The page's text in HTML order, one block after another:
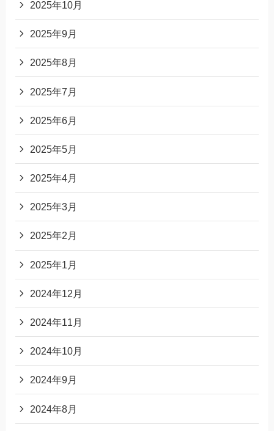
2025年10月
2025年9月
2025年8月
2025年7月
2025年6月
2025年5月
2025年4月
2025年3月
2025年2月
2025年1月
2024年12月
2024年11月
2024年10月
2024年9月
2024年8月